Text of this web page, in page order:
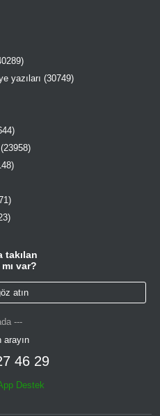
yazıları (30749)
takılan
var?
atın
---
arayın
46 29
Destek